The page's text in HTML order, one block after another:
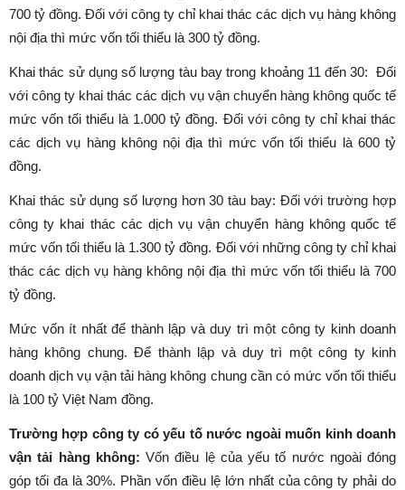
700 tỷ đồng. Đối với công ty chỉ khai thác các dịch vụ hàng không
nội địa thì mức vốn tối thiểu là 300 tỷ đồng.
Khai thác sử dụng số lượng tàu bay trong khoảng 11 đến 30: Đối
với công ty khai thác các dịch vụ vận chuyển hàng không quốc tế
mức vốn tối thiểu là 1.000 tỷ đồng. Đối với công ty chỉ khai thác
các dịch vụ hàng không nội địa thì mức vốn tối thiểu là 600 tỷ
đồng.
Khai thác sử dụng số lượng hơn 30 tàu bay: Đối với trường hợp
công ty khai thác các dịch vụ vận chuyển hàng không quốc tế
mức vốn tối thiểu là 1.300 tỷ đồng. Đối với những công ty chỉ khai
thác các dịch vụ hàng không nội địa thì mức vốn tối thiểu là 700
tỷ đồng.
Mức vốn ít nhất để thành lập và duy trì một công ty kinh doanh
hàng không chung.Để thành lập và duy trì một công ty kinh
doanh dịch vụ vận tải hàng không chung cần có mức vốn tối thiểu
là 100 tỷ Việt Nam đồng.
Trường hợp công ty có yếu tố nước ngoài muốn kinh doanh
vận tải hàng không: Vốn điều lệ của yếu tố nước ngoài đóng
góp tối đa là 30%. Phần vốn điều lệ lớn nhất của công ty phải do